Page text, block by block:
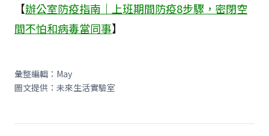
【辦公室防疫指南｜上班期間防疫8步驟，密閉空
間不怕和病毒當同事】
彙整編輯：May
圖文提供：未來生活實驗室